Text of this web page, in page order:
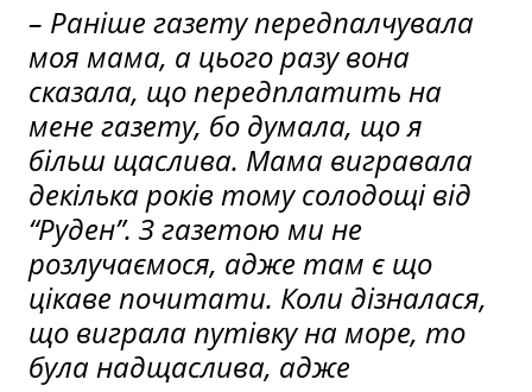
– Раніше газету передпалчувала
моя мама, а цього разу вона
сказала, що передплатить на
мене газету, бо думала, що я
більш щаслива. Мама вигравала
декілька років тому солодощі від
“Руден”. З газетою ми не
розлучаємося, адже там є що
цікаве почитати. Коли дізналася,
що виграла путівку на море, то
була надщаслива, адже